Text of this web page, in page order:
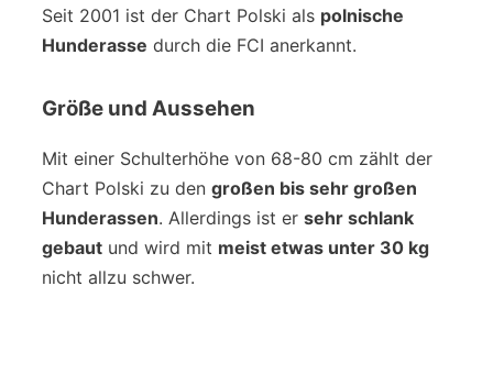
Seit 2001 ist der Chart Polski als polnische
Hunderasse durch die FCI anerkannt.
Größe und Aussehen
Mit einer Schulterhöhe von 68-80 cm zählt der
Chart Polski zu den großen bis sehr großen
Hunderassen. Allerdings ist er sehr schlank
gebaut und wird mit meist etwas unter 30 kg
nicht allzu schwer.